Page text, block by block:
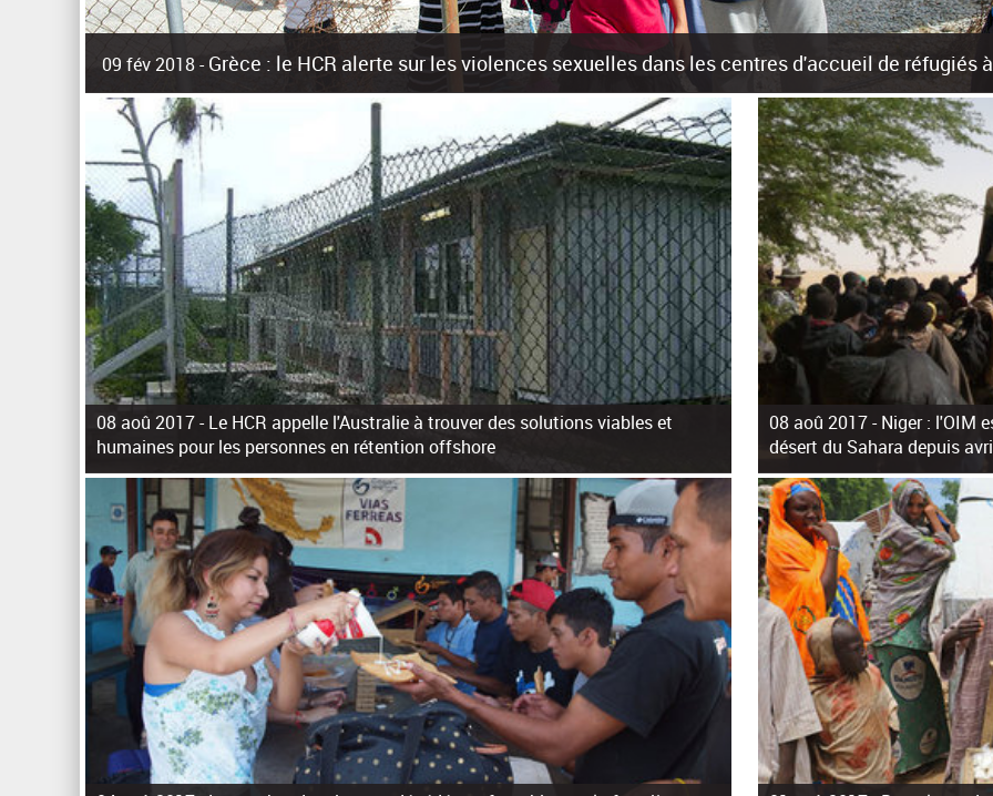
09 fév 2018 - Grèce : le HCR alerte sur les violences sexuelles dans les centres d'accueil de réfugiés
La surpopulation des centres d'accueil de réfugiés et migrants sur les îles grecques est source de violences et de harcèlement
Unies pour
08 aoû 2017 -Le HCR appelle l'Australie à trouver des solutions viables et
humaines pour les personnes en rétention offshore
08 aoû 2017 -Niger : l'OIM
désert du Sahara depuis
a
g
e
s